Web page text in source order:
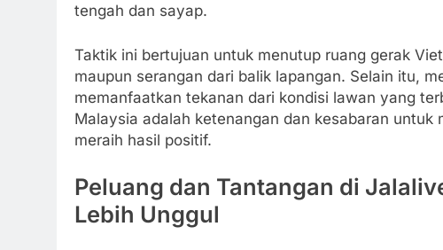
tengah dan sayap.
Taktik ini bertujuan untuk menutup ruang gerak
maupun serangan dari balik lapangan. Selain itu,
memanfaatkan tekanan dari kondisi lawan yang
Malaysia adalah ketenangan dan kesabaran
meraih hasil positif.
Peluang dan Tantangan di
Lebih Unggul